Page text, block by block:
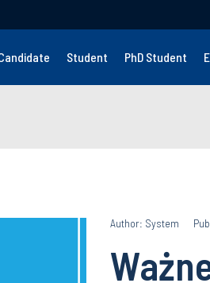
Student PhD Student
Author: System